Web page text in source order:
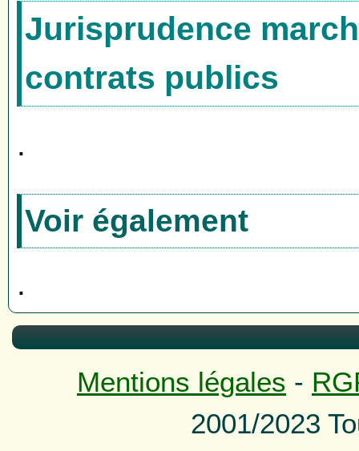
Jurisprudence
contrats publics
.
Voir également
.
Mentions légales -
2001/2023